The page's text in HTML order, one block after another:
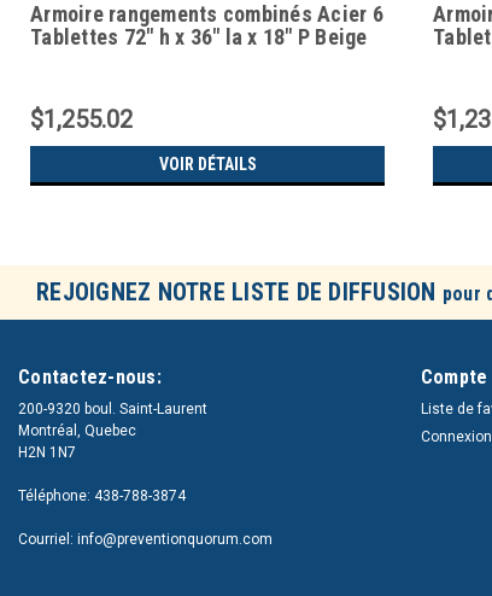
Armoire rangements combinés Acier 6
Tablettes 72" h x 36" la x 18" P Beige
$1,255.02
VOIR DÉTAILS
REJOIGNEZ NOTRE LISTE DE DIFFUSION pour
Contactez-nous:
200-9320 boul. Saint-Laurent
Montréal, Quebec
H2N 1N7
Téléphone: 438-788-3874
Courriel: info@preventionquorum.com
Liste de
Connexion